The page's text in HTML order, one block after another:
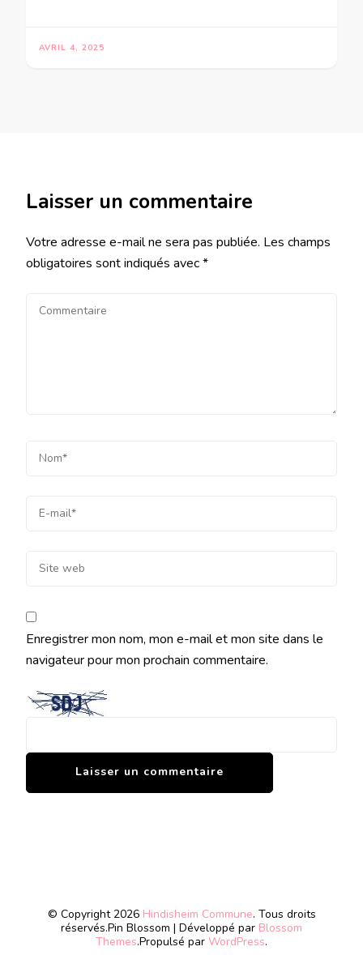
AVRIL 4, 2025
Laisser un commentaire
Votre adresse e-mail ne sera pas publiée. Les champs
obligatoires sont indiqués avec*
Enregistrer mon nom, mon e-mail et mon site dans le
navigateur pour mon prochain commentaire.
© Copyright 2026 Hindisheim Commune. Tous droits
réservés.Pin Blossom | Développé par Blossom
Themes.Propulsé par WordPress.